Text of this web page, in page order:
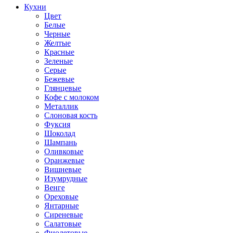
Кухни
Цвет
Белые
Черные
Желтые
Красные
Зеленые
Серые
Бежевые
Глянцевые
Кофе с молоком
Металлик
Слоновая кость
Фуксия
Шоколад
Шампань
Оливковые
Оранжевые
Вишневые
Изумрудные
Венге
Ореховые
Янтарные
Сиреневые
Салатовые